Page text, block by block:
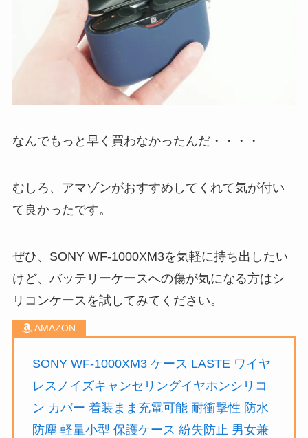
なんでもっと早く買わなかったんだ・・・・
むしろ、アマゾンがおすすめしてくれて気が付い
て良かったです。
ぜひ、SONY WF-1000XM3を気軽に持ち出したい
けど、バッテリーケースへの傷が気になる方はシ
リコンケースを試してみてください。
SONY WF-1000XM3 ケース LASTE ワイヤ
レスノイズキャンセリングイヤホンシリコ
ン カバー 着装まま充電可能 耐衝撃性 防水
防塵 軽量小型 保護ケース 紛失防止 男女兼